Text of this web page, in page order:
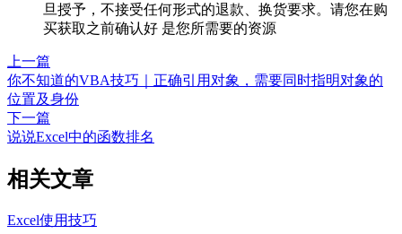
旦授予，不接受任何形式的退款、换货要求。请您在购
买获取之前确认好 是您所需要的资源
上一篇
你不知道的VBA技巧｜正确引用对象，需要同时指明对象的
位置及身份
下一篇
说说Excel中的函数排名
相关文章
Excel使用技巧